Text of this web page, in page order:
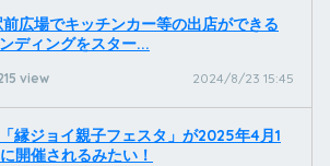
広場でキッチンカー等の出店ができる
ディングをスター...
view 2024/8/23 15:45
縁ジョイ親子フェスタ」が2025年4月1
開催されるみたい！